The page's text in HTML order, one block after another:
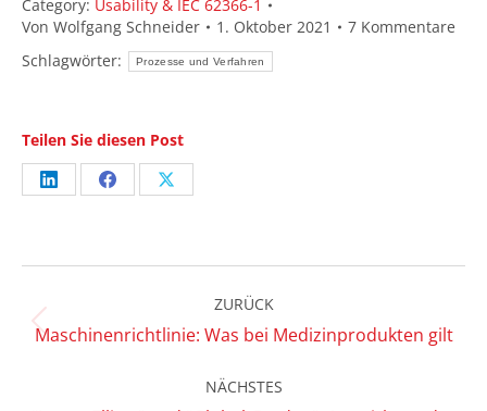
Category: Usability & IEC 62366-1
Von Wolfgang Schneider 1. Oktober 2021
7 Kommentare
Schlagwörter:
Prozesse und Verfahren
Teilen Sie diesen Post
Share
LinkedIn
Share
Facebook
Share
X
Kommentarnavigation
ZURÜCK
Vorheriger
Maschinenrichtlinie: Was bei Medizinprodukten gilt
NÄCHSTES